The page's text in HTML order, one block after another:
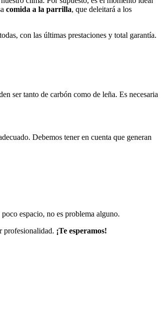
comida a la parrilla, que deleitará a los
con las últimas prestaciones y total garantía.
ser tanto de carbón como de leña. Es necesaria
Debemos tener en cuenta que generan
espacio, no es problema alguno.
profesionalidad. ¡Te esperamos!